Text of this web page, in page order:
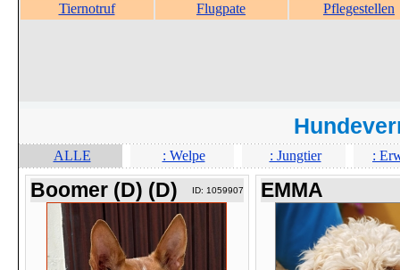
Tiernotruf
Flugpate Pflegestellen
ALLE : Welpe : Jungtier :
Boomer (D) (D) ID: 1059907 EMMA